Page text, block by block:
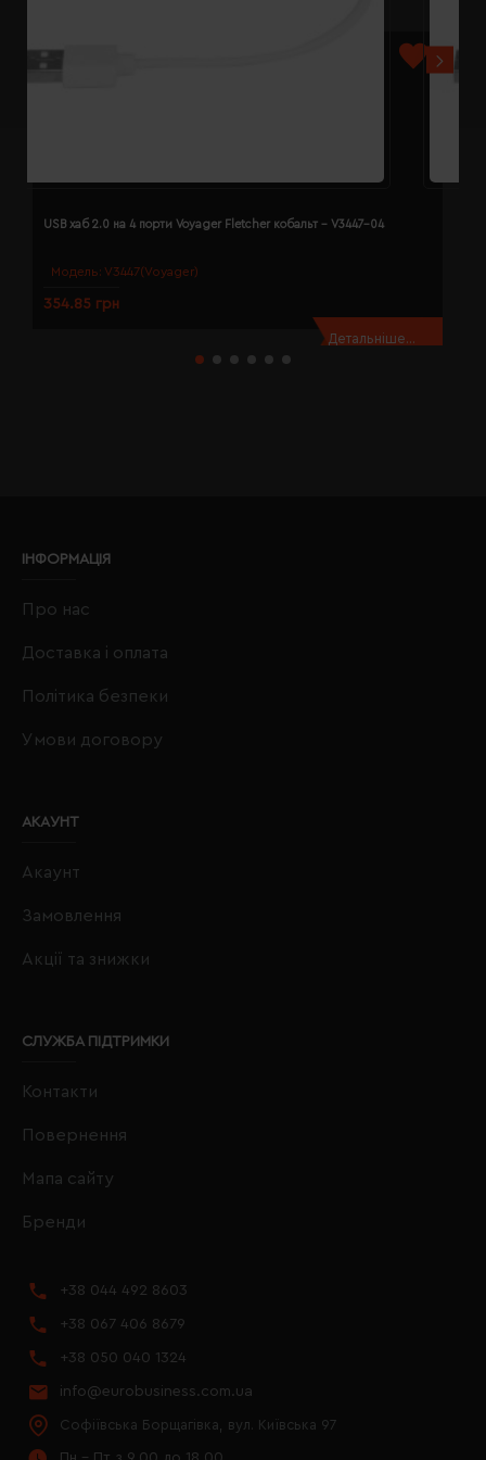
Модель: V3447(Voyager)
USB хаб 2.0 на 4 порти Voyager Fletcher кобальт - V3447-04
354.85 грн
Детальніше...
ІНФОРМАЦІЯ
Про нас
Доставка і оплата
Політика безпеки
Умови договору
АКАУНТ
Акаунт
Замовлення
Акції та знижки
СЛУЖБА ПІДТРИМКИ
Контакти
Повернення
Мапа сайту
Бренди
+38 044 492 8603
+38 067 406 8679
+38 050 040 1324
info@eurobusiness.com.ua
Софіївська Борщагівка, вул. Київська 97